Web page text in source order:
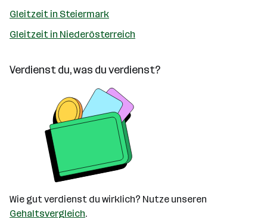
Gleitzeit in Steiermark
Gleitzeit in Niederösterreich
Verdienst du, was du verdienst?
Wie gut verdienst du wirklich? Nutze unseren
Gehaltsvergleich.